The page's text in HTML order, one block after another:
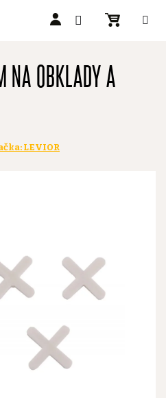
NA OBKLADY A
LEVIOR